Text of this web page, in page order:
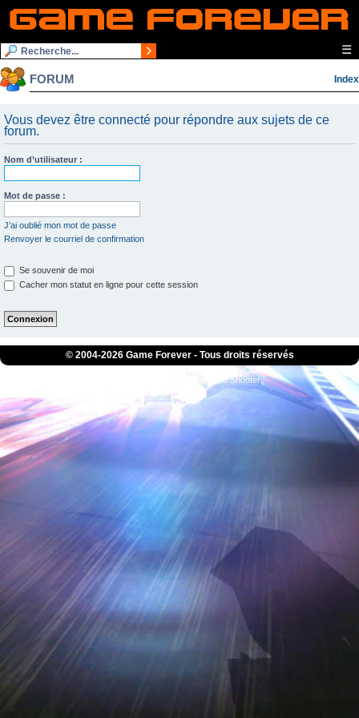
☰
FORUM Index
Vous devez être connecté pour répondre aux sujets de ce
forum.
Nom d’utilisateur :
Mot de passe :
J’ai oublié mon mot de passe
Renvoyer le courriel de confirmation
Se souvenir de moi
Cacher mon statut en ligne pour cette session
© 2004-2026 Game Forever - Tous droits réservés
eBuyClub
Bubble Shooter